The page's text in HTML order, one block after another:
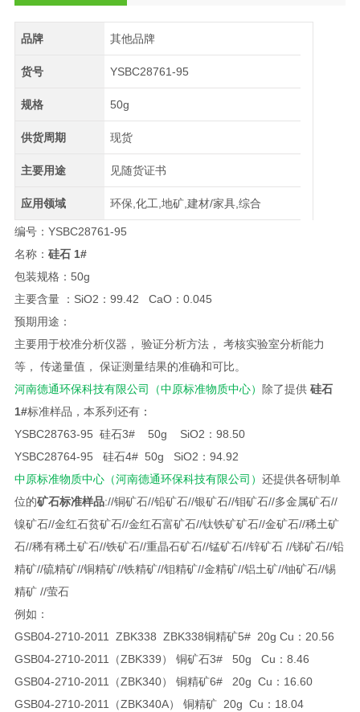
品牌 其他品牌
货号 YSBC28761-95
规格 50g
供货周期 现货
主要用途 见随货证书
应用领域 环保,化工,地矿,建材/家具,综合
编号：YSBC28761-95
名称： 硅石 1#
包装规格：50g
主要含量 ：SiO2：99.42 CaO： 0.045
预期用途：
主要用于校准分析仪器， 验证分析方法， 考核实验室分析能力
等， 传递量值， 保证测量结果的准确和可比。
河南德通环保科技有限公司（中原标准物质中心） 除了提供 硅石
1#标准样品， 本系列还有：
YSBC28763-95 硅石3# 50g SiO2：98.50
YSBC28764-95 硅石4# 50g SiO2：94.92
中原标准物质中心（河南德通环保科技有限公司） 还提供各研制单
位的矿石标准样品://铜矿石//铅矿石//银矿石//钼矿石//多金属矿石//
镍矿石//金红石贫矿石//金红石富矿石//钛铁矿矿石//金矿石//稀土矿
石//稀有稀土矿石//铁矿石//重晶石矿石//锰矿石//锌矿石 //锑矿石//铅
精矿//硫精矿//铜精矿//铁精矿//钼精矿//金精矿//铝土矿//铀矿石//锡
精矿 //萤石
例如：
GSB04-2710-2011 ZBK338 ZBK338铜精矿5# 20g Cu：20.56
GSB04-2710-2011（ZBK339） 铜矿石3# 50g Cu：8.46
GSB04-2710-2011（ZBK340） 铜精矿6# 20g Cu：16.60
GSB04-2710-2011（ZBK340A） 铜精矿 20g Cu：18.04